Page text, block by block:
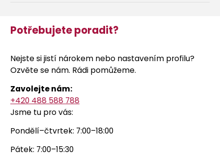
Potřebujete poradit?
Nejste si jistí nárokem nebo nastavením profilu?
Ozvěte se nám. Rádi pomůžeme.
Zavolejte nám:
+420 488 588 788
Jsme tu pro vás:
Pondělí–čtvrtek: 7:00–18:00
Pátek: 7:00–15:30